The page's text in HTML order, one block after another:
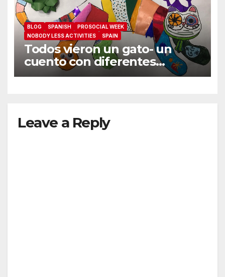
BLOG SPANISH
PROSOCIAL WEEK
NOBODY LESS ACTIVITIES
SPAIN
Todos vieron un gato- un
cuento con diferentes
perspectivas
Leave a Reply